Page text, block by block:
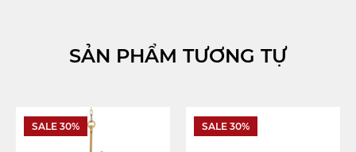
SẢN PHẨM TƯƠNG TỰ
SALE 30% SALE 30%